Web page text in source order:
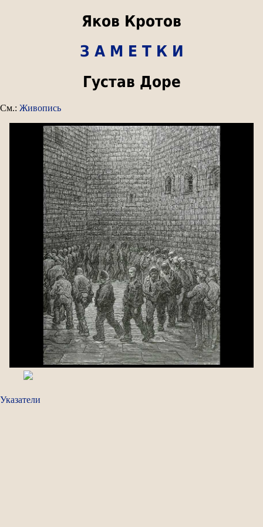
Яков Кротов
З А М Е Т К И
Густав Доре
См.: Живопись
Указатели